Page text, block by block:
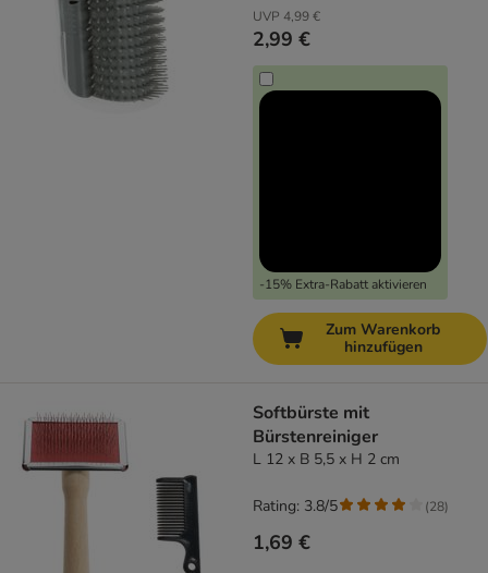
UVP 4,99 €
2,99 €
-15% Extra-Rabatt aktivieren
Zum Warenkorb
hinzufügen
Softbürste mit
Bürstenreiniger
L 12 x B 5,5 x H 2 cm
1,69 €
Rating: 3.8/5 (28)